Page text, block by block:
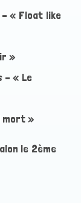
– « Float like
»
– « Le
mort »
le 2ème